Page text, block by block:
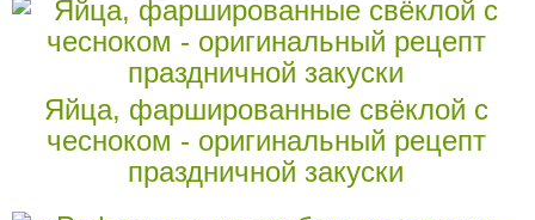
Яйца, фаршированные свёклой с
чесноком - оригинальный рецепт
праздничной закуски